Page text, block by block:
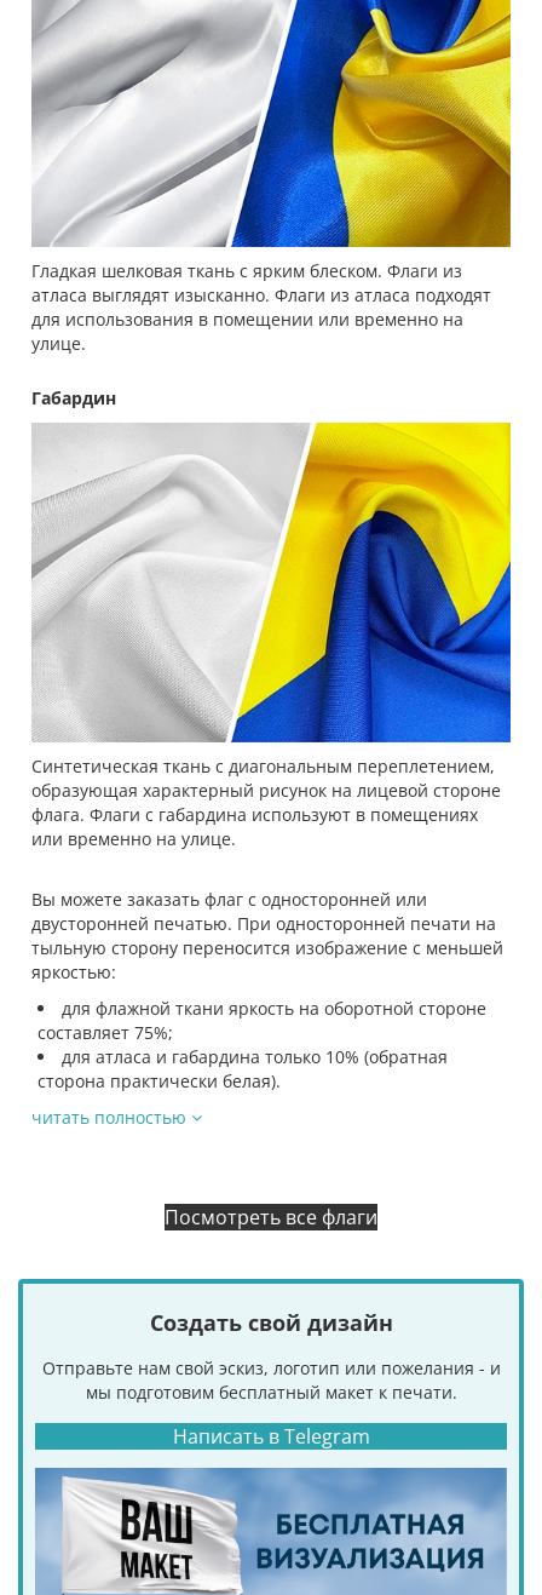
Гладкая шелковая ткань с ярким блеском. Флаги из
атласа выглядят изысканно. Флаги из атласа подходят
для использования в помещении или временно на
улице.
Габардин
Синтетическая ткань с диагональным переплетением,
образующая характерный рисунок на лицевой стороне
флага. Флаги с габардина используют в помещениях
или временно на улице.
Вы можете заказать флаг с односторонней или
двусторонней печатью. При односторонней печати на
тыльную сторону переносится изображение с меньшей
яркостью:
для флажной ткани яркость на оборотной стороне
составляет 75%;
для атласа и габардина только 10% (обратная
сторона практически белая).
читать полностью
Посмотреть все флаги
Создать свой дизайн
Отправьте нам свой эскиз, логотип или пожелания - и
мы подготовим бесплатный макет к печати.
Написать в Telegram